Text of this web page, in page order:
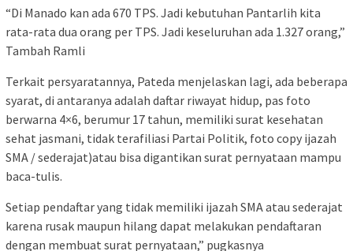
“Di Manado kan ada 670 TPS. Jadi kebutuhan Pantarlih kita
rata-rata dua orang per TPS. Jadi keseluruhan ada 1.327 orang,”
Tambah Ramli
Terkait persyaratannya, Pateda menjelaskan lagi, ada beberapa
syarat, di antaranya adalah daftar riwayat hidup, pas foto
berwarna 4×6, berumur 17 tahun, memiliki surat kesehatan
sehat jasmani, tidak terafiliasi Partai Politik, foto copy ijazah
SMA / sederajat)atau bisa digantikan surat pernyataan mampu
baca-tulis.
Setiap pendaftar yang tidak memiliki ijazah SMA atau sederajat
karena rusak maupun hilang dapat melakukan pendaftaran
dengan membuat surat pernyataan,” pugkasnya